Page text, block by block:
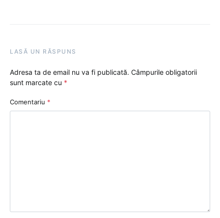
LASĂ UN RĂSPUNS
Adresa ta de email nu va fi publicată. Câmpurile obligatorii
sunt marcate cu *
Comentariu *